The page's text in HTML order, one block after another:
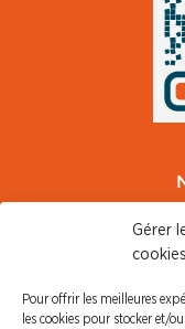
Gérer
cookies
Pour offrir les meilleures
les cookies pour stocker et/